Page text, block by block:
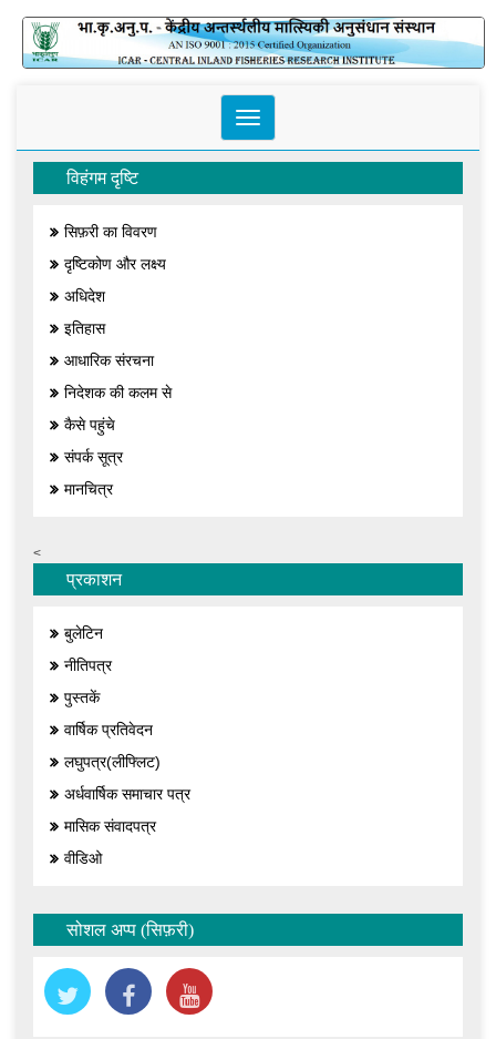
Toggle
navigation
विहंगम दृष्टि
सिफ़री का विवरण
दृष्टिकोण और लक्ष्य
अधिदेश
इतिहास
आधारिक संरचना
निदेशक की कलम से
कैसे पहुंचे
संपर्क सूत्र
मानचित्र
<
प्रकाशन
बुलेटिन
नीतिपत्र
पुस्तकें
वार्षिक प्रतिवेदन
लघुपत्र(लीफ्लिट)
अर्धवार्षिक समाचार पत्र
मासिक संवादपत्र
वीडिओ
सोशल अप्प (सिफ़री)